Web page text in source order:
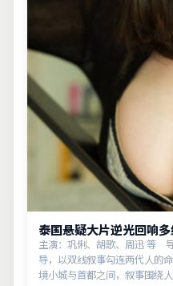
泰国悬疑大片逆光回响
主演：巩俐、胡歌、周迅 等
导，以双线叙事勾连两代人的
境小城与首都之间，叙事围绕